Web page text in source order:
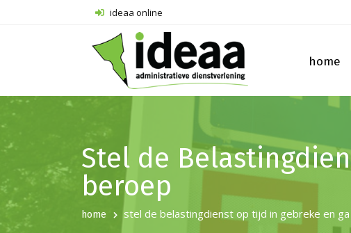
ideaa online
home
Stel de
beroep
home stel de belastingdienst op tijd in gebreke en